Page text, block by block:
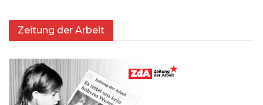
Zeitung der Arbeit